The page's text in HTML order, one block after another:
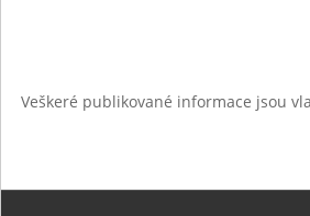
Veškeré publikované informace jsou